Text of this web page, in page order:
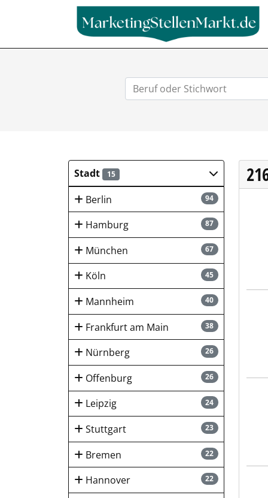
Stadt 15
94
Berlin
87
Hamburg
67
München
45
Köln
40
Mannheim
38
Frankfurt am Main
26
Nürnberg
26
Offenburg
24
Leipzig
23
Stuttgart
22
Bremen
22
Hannover